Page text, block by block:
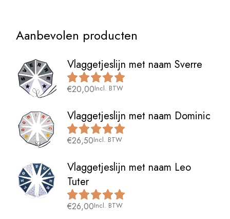
Aanbevolen producten
Vlaggetjeslijn met naam Sverre
€20,00Incl. BTW
Vlaggetjeslijn met naam Dominic
€26,50Incl. BTW
Vlaggetjeslijn met naam Leo
Tuter
€26,00Incl. BTW